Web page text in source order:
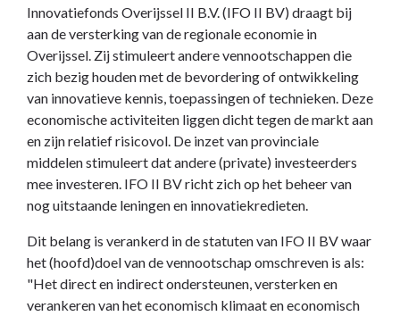
Innovatiefonds Overijssel II B.V. (IFO II BV) draagt bij
aan de versterking van de regionale economie in
Overijssel. Zij stimuleert andere vennootschappen die
zich bezig houden met de bevordering of ontwikkeling
van innovatieve kennis, toepassingen of technieken. Deze
economische activiteiten liggen dicht tegen de markt aan
en zijn relatief risicovol. De inzet van provinciale
middelen stimuleert dat andere (private) investeerders
mee investeren. IFO II BV richt zich op het beheer van
nog uitstaande leningen en innovatiekredieten.
Dit belang is verankerd in de statuten van IFO II BV waar
het (hoofd)doel van de vennootschap omschreven is als:
"Het direct en indirect ondersteunen, versterken en
verankeren van het economisch klimaat en economisch